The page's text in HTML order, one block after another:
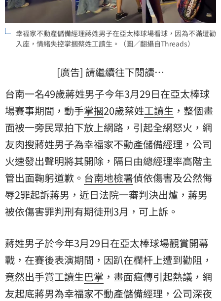
幸福家不動產儲備經理蔣姓男子在亞太棒球場看球，因為不滿遭勸
入座，情緒失控掌摑蔡姓工讀生。（圖／翻攝自Threads）
[廣告] 請繼續往下閱讀…
台南一名49歲蔣姓男子今年3月29日在亞太棒球
場賽事期間，動手掌摑20歲蔡姓工讀生 ，整個畫
面被一旁民眾拍下放上網路，引起全網怒火，網
友肉搜蔣姓男子為幸福家不動產儲備經理，公司
火速發出聲明將其開除，隔日由總經理率高階主
管出面鞠躬道歉。 台南地檢署偵依傷害及公然侮
辱2罪起訴蔣男，近日法院一審判決出爐，蔣男
被依傷害罪判刑有期徒刑3月，可上訴。
蔣姓男子於今年3月29日在亞太棒球場觀賞開幕
戰，在賽後表演期間，因趴在欄杆上遭到勸阻，
竟然出手賞工讀生巴掌 ，畫面瘋傳引起熱議，網
友起底蔣男為幸福家不動產儲備經理，公司深夜